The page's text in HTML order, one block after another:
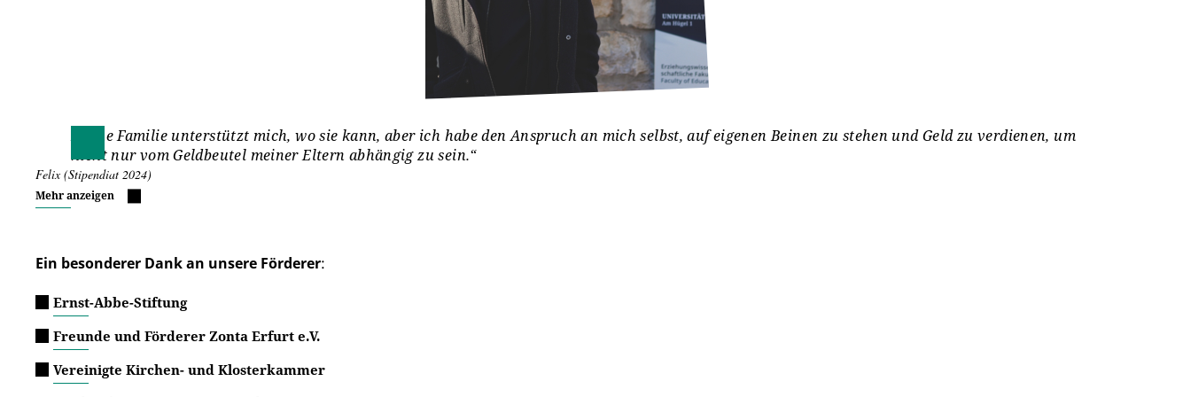
Meine Familie unterstützt mich, wo sie kann, aber ich habe den Anspruch an mich selbst, auf eigenen Beinen zu stehen und Geld zu verdienen, um
nicht nur vom Geldbeutel meiner Eltern abhängig zu sein.“
Felix (Stipendiat 2024)
Mehr anzeigen
Ein besonderer Dank an unsere Förderer:
Ernst-Abbe-Stiftung
Freunde und Förderer Zonta Erfurt e.V.
Vereinigte Kirchen- und Klosterkammer